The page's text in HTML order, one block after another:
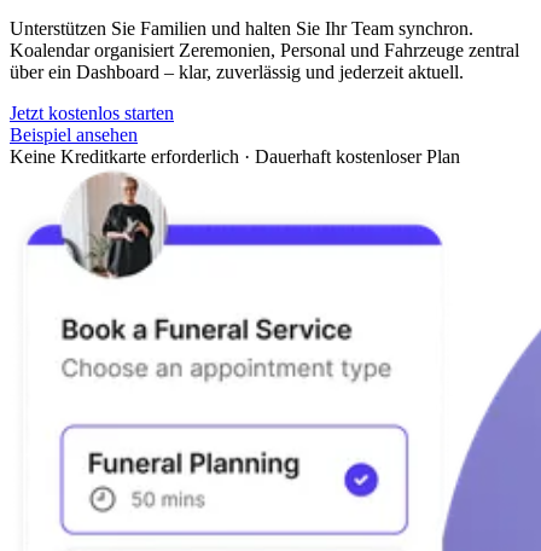
Unterstützen Sie Familien und halten Sie Ihr Team synchron.
Koalendar organisiert Zeremonien, Personal und Fahrzeuge zentral
über ein Dashboard – klar, zuverlässig und jederzeit aktuell.
Jetzt kostenlos starten
Beispiel ansehen
Keine Kreditkarte erforderlich · Dauerhaft kostenloser Plan